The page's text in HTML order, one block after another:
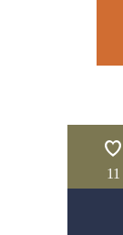
11